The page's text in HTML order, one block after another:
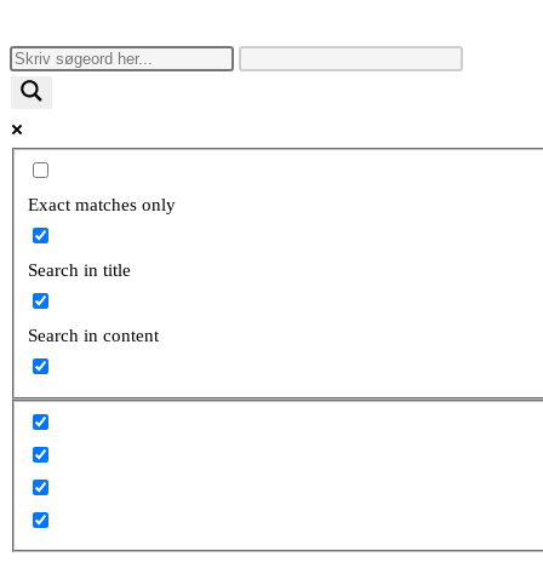
search
Exact matches only
Search in title
Search in content